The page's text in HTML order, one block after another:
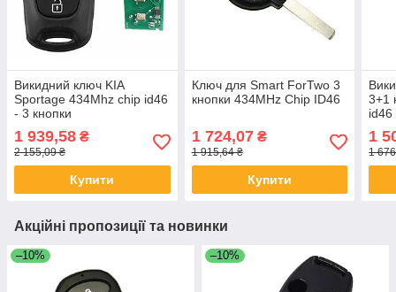
Викидний ключ KIA
Sportage 434Mhz chip id46
- 3 кнопки
1 939,58 ₴
2 155,09 ₴
Купити
Ключ для Smart ForTwo 3
кнопки 434MHz Chip ID46
1 724,07₴
1 915,64 ₴
Купити
3+1
id46
1
1
Акційні пропозиції та новинки
–10% –10%